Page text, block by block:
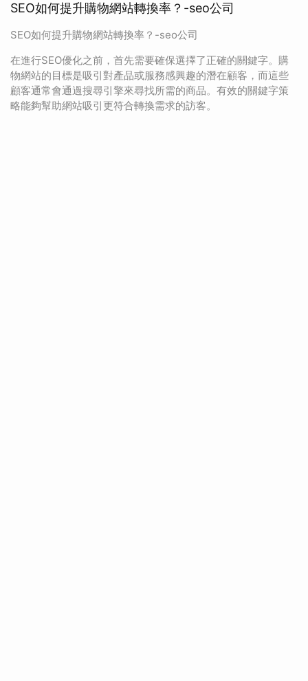
SEO如何提升購物網站轉換率？-seo公司
SEO如何提升購物網站轉換率？-seo公司
在進行SEO優化之前，首先需要確保選擇了正確的關鍵字。購
物網站的目標是吸引對產品或服務感興趣的潛在顧客，而這些
顧客通常會通過搜尋引擎來尋找所需的商品。有效的關鍵字策
略能夠幫助網站吸引更符合轉換需求的訪客。